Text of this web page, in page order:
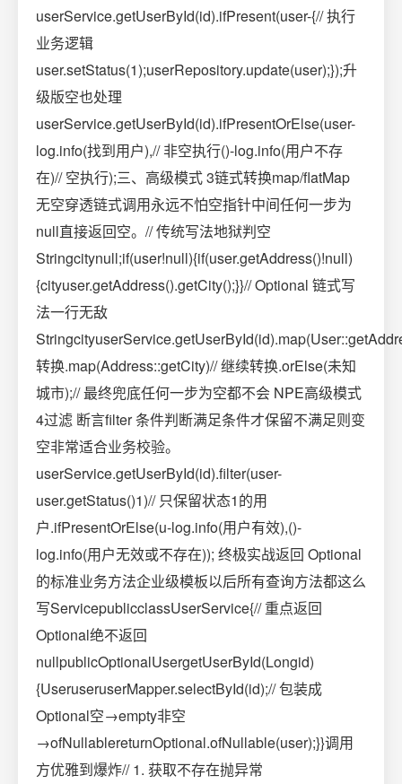
userService.getUserById(id).ifPresent(user-{// 执行
业务逻辑
user.setStatus(1);userRepository.update(user);});升
级版空也处理
userService.getUserById(id).ifPresentOrElse(user-
log.info(找到用户),// 非空执行()-log.info(用户不存
在)// 空执行);三、高级模式 3链式转换map/flatMap
无空穿透链式调用永远不怕空指针中间任何一步为
null直接返回空。// 传统写法地狱判空
Stringcitynull;if(user!null){if(user.getAddress()!null)
{cityuser.getAddress().getCity();}}// Optional 链式写
法一行无敌
转换.map(Address::getCity)// 继续转换.orElse(未知
城市);// 最终兜底任何一步为空都不会 NPE高级模式
4过滤 断言filter 条件判断满足条件才保留不满足则变
空非常适合业务校验。
userService.getUserById(id).filter(user-
user.getStatus()1)// 只保留状态1的用
户.ifPresentOrElse(u-log.info(用户有效),()-
log.info(用户无效或不存在)); 终极实战返回 Optional
的标准业务方法企业级模板以后所有查询方法都这么
写ServicepublicclassUserService{// 重点返回
Optional绝不返回
nullpublicOptionalUsergetUserById(Longid)
{UseruseruserMapper.selectById(id);// 包装成
Optional空→empty非空
→ofNullablereturnOptional.ofNullable(user);}}调用
方优雅到爆炸// 1. 获取不存在抛异常